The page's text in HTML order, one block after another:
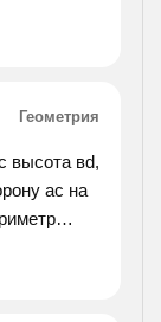
Геометрия
высота вd,
ас на